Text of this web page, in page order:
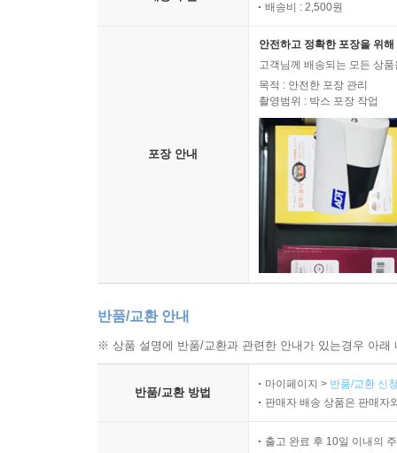
배송비 : 2,500원
포장 안내
안전하고 정확한 포장을 위
고객님께 배송되는 모든 상
목적 : 안전한 포장 관리
촬영범위 : 박스 포장 작업
반품/교환 안내
※ 상품 설명에 반품/교환과 관련한 안내가 있는경우 아
반품/교환 방법
마이페이지 > 반품/교환 신
판매자 배송 상품은 판매자
출고 완료 후 10일 이내의